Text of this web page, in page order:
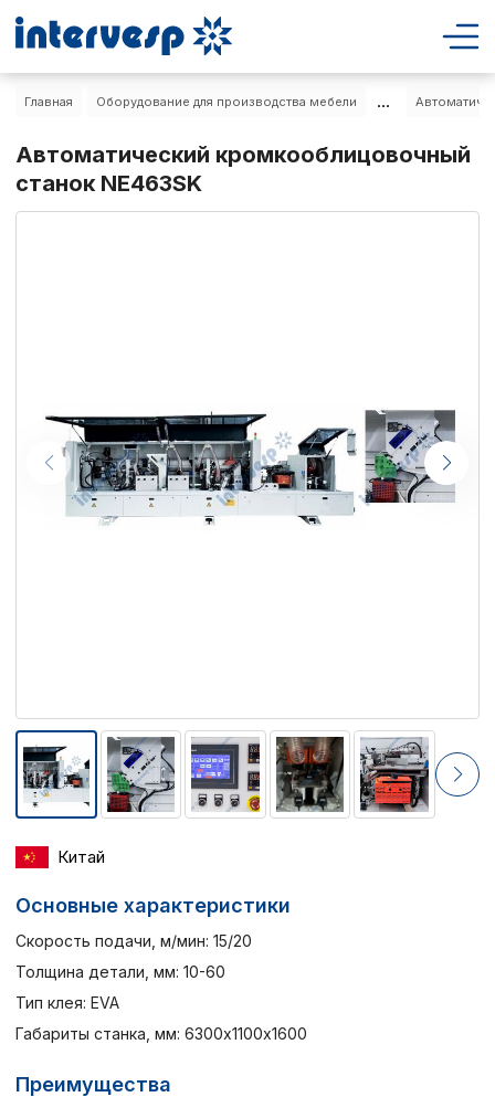
Главная Оборудование для производства мебели ...
Автоматический кромкооблицовочный
станок NE463SK
Китай
Основные характеристики
Скорость подачи, м/мин: 15/20
Толщина детали, мм: 10-60
Тип клея: EVA
Габариты станка, мм: 6300х1100х1600
Преимущества